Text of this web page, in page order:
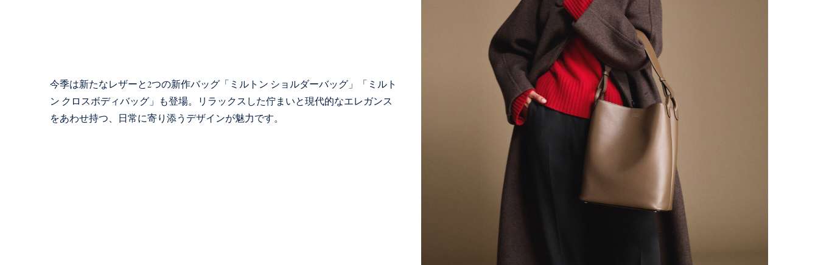
今季は新たなレザーと2つの新作バッグ「ミルトン ショルダーバッグ」「ミルト
ン クロスボディバッグ」も登場。リラックスした佇まいと現代的なエレガンス
をあわせ持つ、日常に寄り添うデザインが魅力です。